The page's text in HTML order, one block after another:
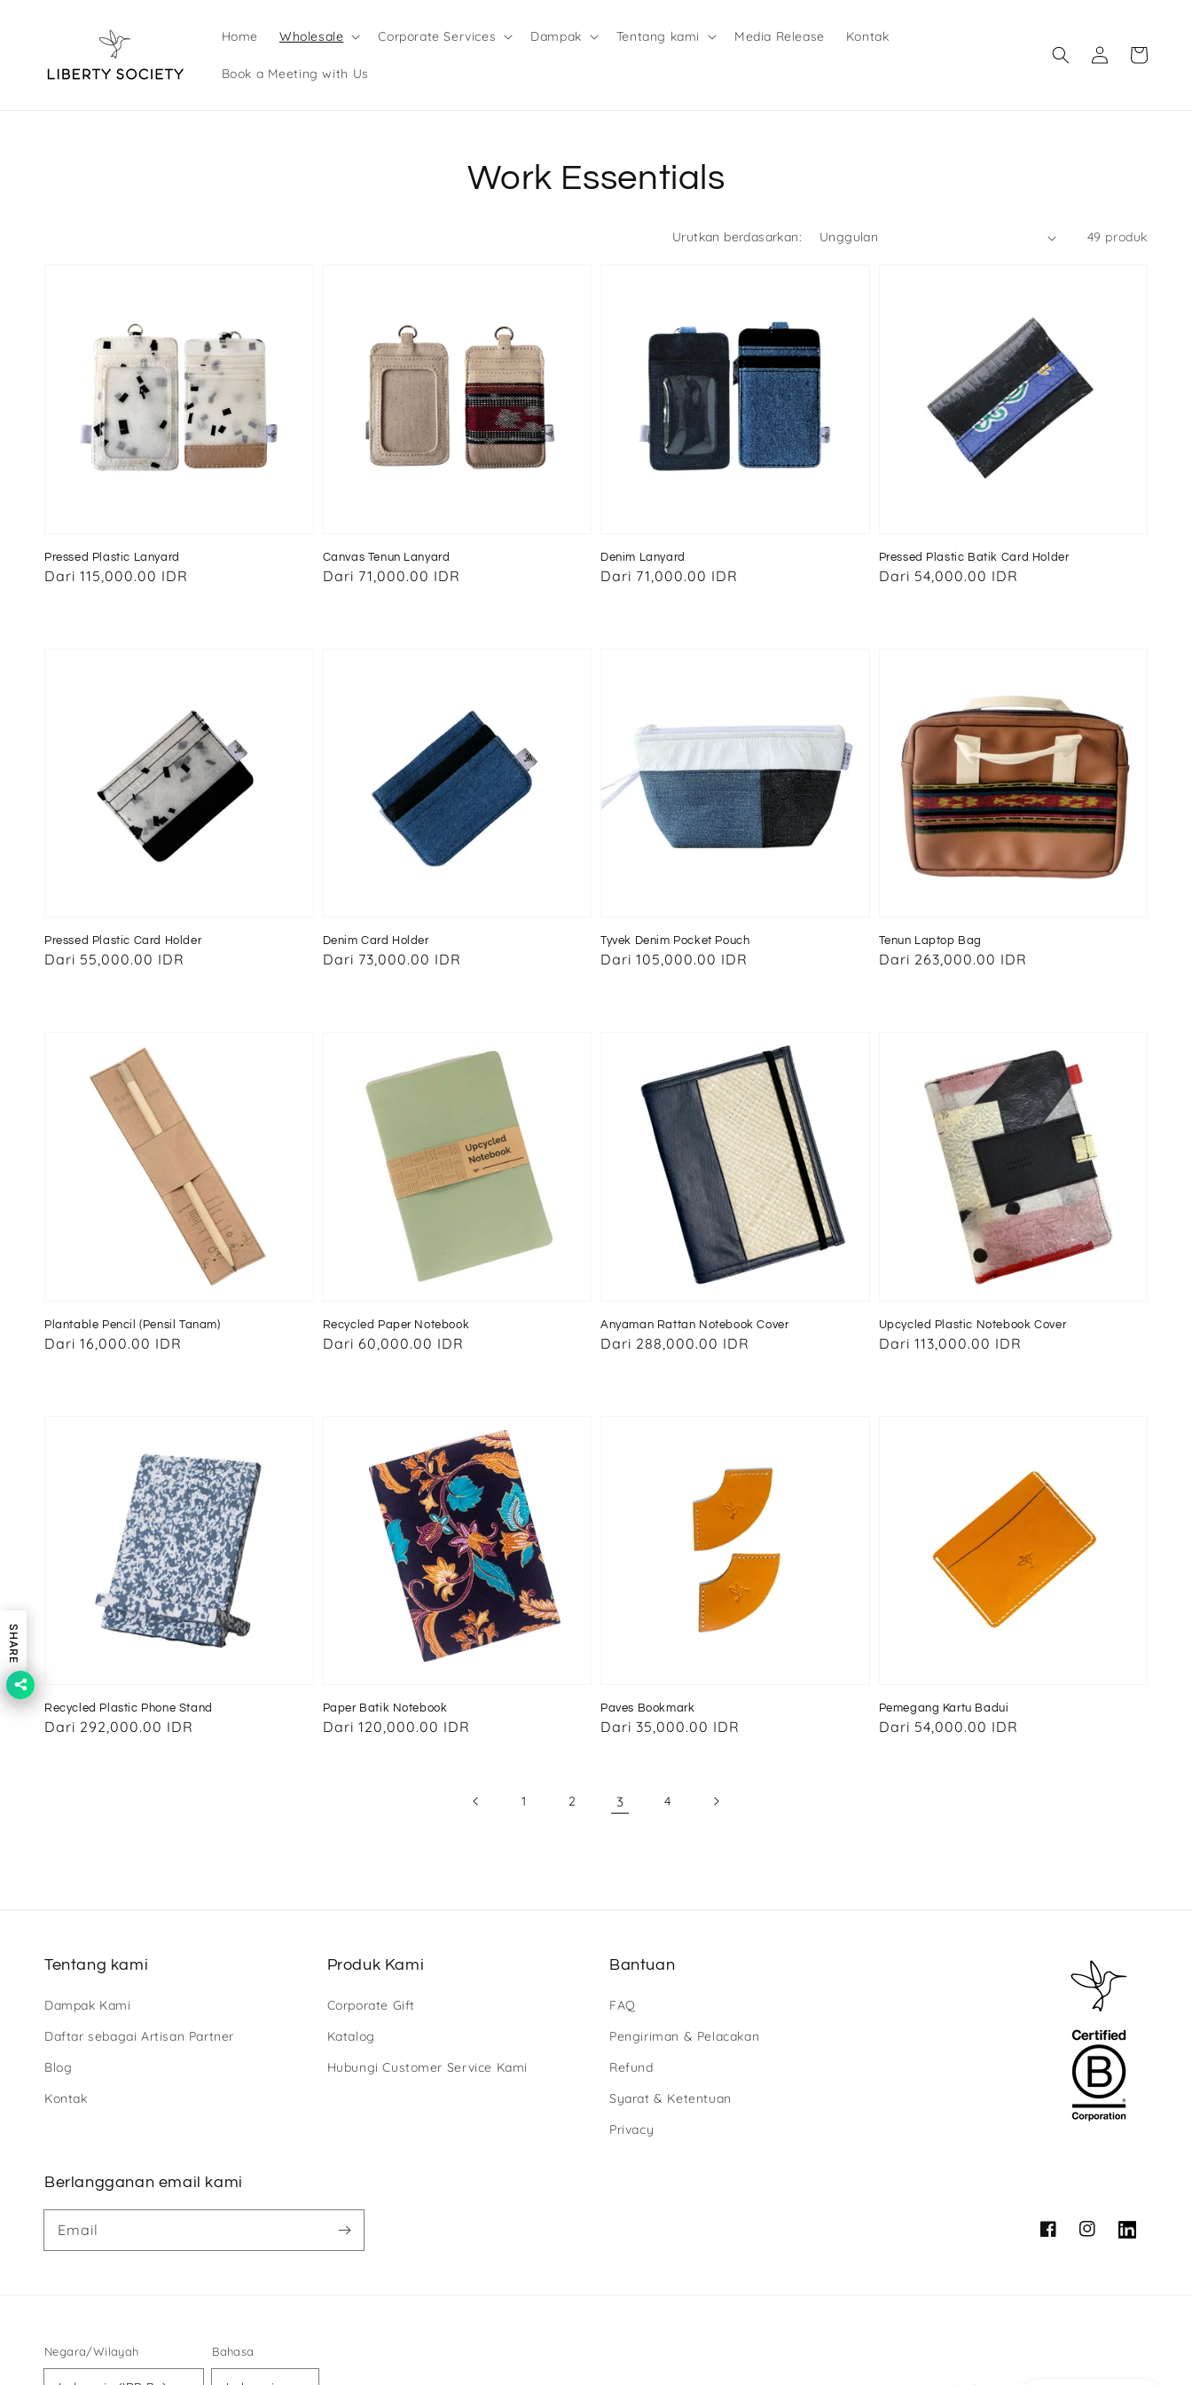
Home Wholesale Corporate Services Dampak Tentang kami Media Release Kontak
Book a Meeting with Us
LoginKeranjang
Koleksi:
Work Essentials
Urutkan berdasarkan: 49 produk
Pressed Plastic Lanyard
Harga
Dari 115,000.00 IDR
Canvas Tenun Lanyard
Harga
Dari 71,000.00 IDR
Denim Lanyard
Harga
Dari 71,000.00 IDR
Pressed Plastic Batik Card Holder
Harga
Dari 54,000.00 IDR
Pressed Plastic Card Holder
Harga
Dari 55,000.00 IDR
Denim Card Holder
Harga
Dari 73,000.00 IDR
Tyvek Denim Pocket Pouch
Harga
Dari 105,000.00 IDR
Tenun Laptop Bag
Harga
Dari 263,000.00 IDR
Plantable Pencil (Pensil Tanam)
Harga
Dari 16,000.00 IDR
Recycled Paper Notebook
Harga
Dari 60,000.00 IDR
Anyaman Rattan Notebook Cover
Harga
Dari 288,000.00 IDR
Upcycled Plastic Notebook Cover
Harga
Dari 113,000.00 IDR
Recycled Plastic Phone Stand
Harga
Dari 292,000.00 IDR
Paper Batik Notebook
Harga
Dari 120,000.00 IDR
Paves Bookmark
Harga
Dari 35,000.00 IDR
Pemegang Kartu Badui
Harga
Dari 54,000.00 IDR
1 2 3 4
Tentang kami
Dampak Kami
Daftar sebagai Artisan Partner
Blog
Kontak
Produk Kami
Corporate Gift
Katalog
Hubungi Customer Service Kami
Bantuan
FAQ
Pengiriman & Pelacakan
Refund
Syarat & Ketentuan
Privacy
Berlangganan email kami
Email FacebookInstagram
Vimeo
Negara/Wilayah Bahasa
SHARE